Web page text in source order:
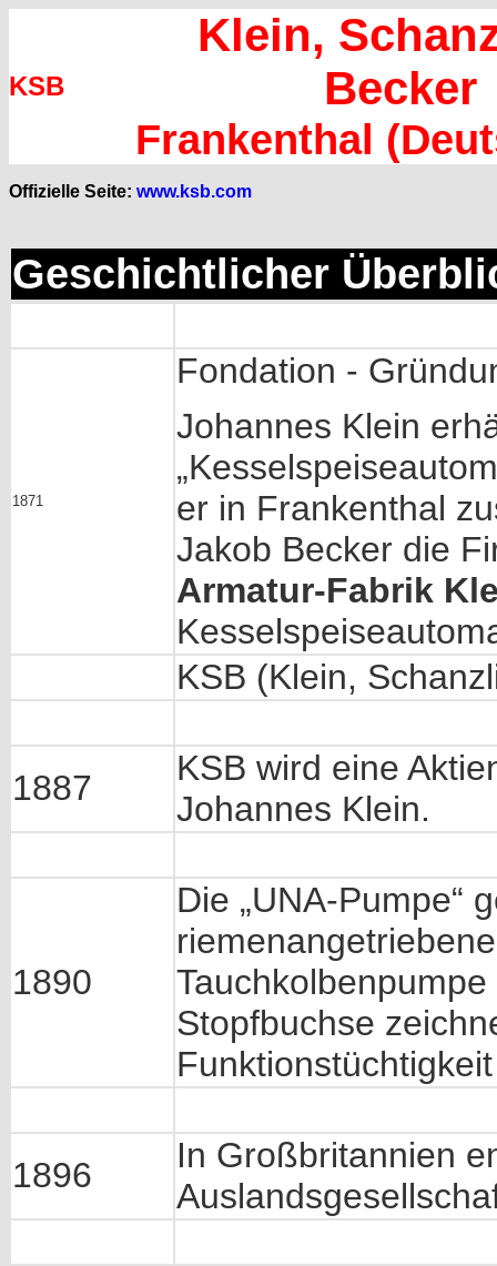
KSB
Klein,
Becker
Frankenthal
Offizielle Seite: www.ksb.com
Geschichtlicher
1871
Fondation -
Johannes Klein
er in Frankenthal
Jakob Becker die
Armatur-Fabrik
KSB (Klein,
1887
KSB wird eine
Johannes Klein.
1890
Die „UNA-Pumpe“
Tauchkolbenpumpe
Stopfbuchse
1896
In Großbritannien